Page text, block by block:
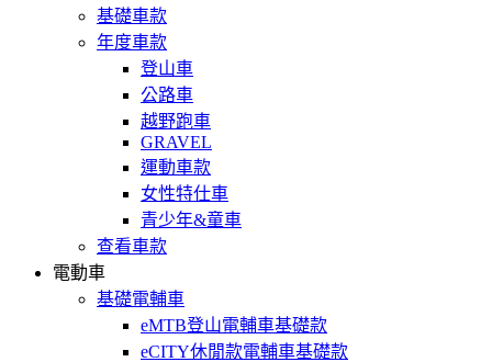
基礎車款
年度車款
登山車
公路車
越野跑車
GRAVEL
運動車款
女性特仕車
青少年&童車
查看車款
電動車
基礎電輔車
eMTB登山電輔車基礎款
eCITY休閒款電輔車基礎款